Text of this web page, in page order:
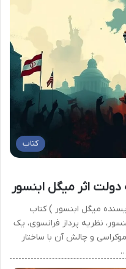
کتاب
اثر میگل ابنسور
میگل ابنسور ) کتاب
نظریه پرداز فرانسوی، یک
و چالش آن با ساختار